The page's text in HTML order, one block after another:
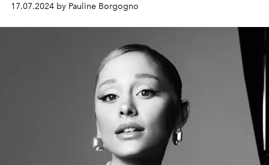
17.07.2024 by Pauline Borgogno